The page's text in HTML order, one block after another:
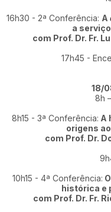
16h30 - 2ª Conferência: A
a
com Prof. Dr. Fr.
17h45 -
18/
8h
8h15 - 3ª Conferência: A
origens
com Prof. Dr.
10h15 - 4ª Conferência:
histórica e
com Prof. Dr. Fr.